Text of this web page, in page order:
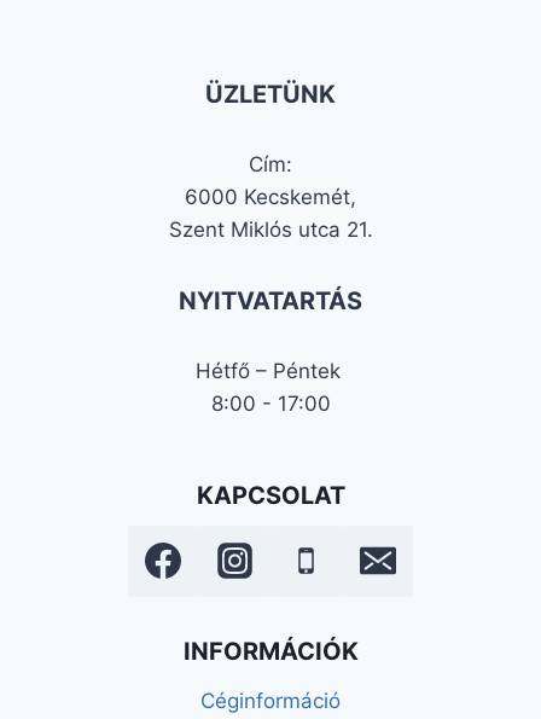
ÜZLETÜNK
Cím:
6000 Kecskemét,
Szent Miklós utca 21.
NYITVATARTÁS
Hétfő – Péntek
8:00 - 17:00
KAPCSOLAT
INFORMÁCIÓK
Céginformáció